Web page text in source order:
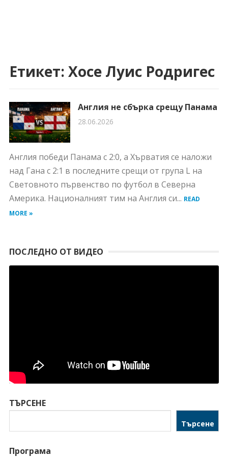
Етикет: Хосе Луис Родригес
Англия не сбърка срещу Панама
28.06.2026
Англия победи Панама с 2:0, а Хърватия се наложи
над Гана с 2:1 в последните срещи от група L на
Световното първенство по футбол в Северна
Америка. Националният тим на Англия си... READ
MORE »
ПОСЛЕДНО ОТ ВИДЕО
ТЪРСЕНЕ
Търсене
Програма